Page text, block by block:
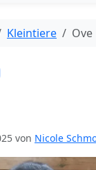
Kleintiere Ove
von Nicole